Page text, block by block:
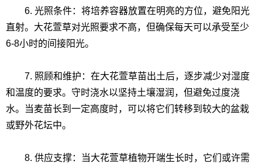
6. 光照条件：将培养容器放置在明亮的方位，避免阳光
直射。大花萱草对光照要求不高，但确保每天可以承受至少
6-8小时的间接阳光。
7. 照顾和维护：在大花萱草苗出土后，逐步减少对湿度
和温度的要求。守时浇水以坚持土壤湿润，但避免过度浇
水。当麦苗长到一定高度时，可以将它们转移到较大的盆栽
或野外花坛中。
8. 供应支撑：当大花萱草植物开端生长时，它们或许需